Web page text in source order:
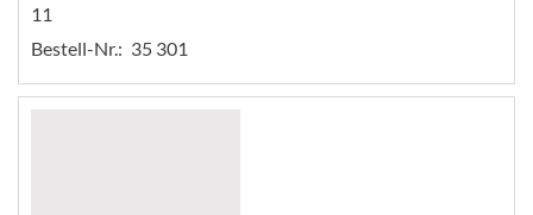
11
Bestell-Nr.: 35 301